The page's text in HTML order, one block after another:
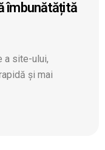
îmbunătățită
a site-ului,
și mai